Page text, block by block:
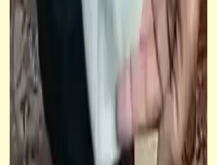
خبر
تعليقاً على آخر أخبار الهرجولة الطبيّة